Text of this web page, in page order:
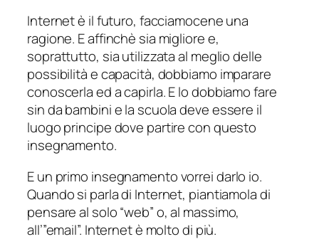
Internet è il futuro, facciamocene una
ragione. E affinchè sia migliore e,
soprattutto, sia utilizzata al meglio delle
possibilità e capacità, dobbiamo imparare
conoscerla ed a capirla. E lo dobbiamo fare
sin da bambini e la scuola deve essere il
luogo principe dove partire con questo
insegnamento.
E un primo insegnamento vorrei darlo io.
Quando si parla di Internet, piantiamola di
pensare al solo “web” o, al massimo,
all’”email”. Internet è molto di più.